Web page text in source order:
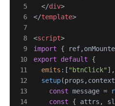
</div>
</template>
<script>
import {
export
default {
emits :[ "btnClick" ],
setup(props,context
const message =
const { attrs,